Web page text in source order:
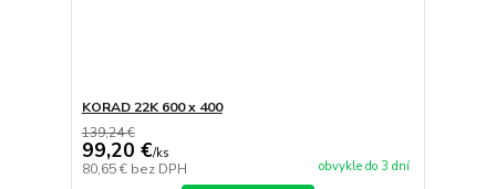
KORAD 22K 600 x 400
139,24 €
99,20 €/ks
80,65 € bez DPH obvykle do 3 dní